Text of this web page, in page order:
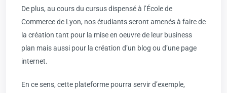
De plus, au cours du cursus dispensé à l’École de
Commerce de Lyon, nos étudiants seront amenés à faire de
la création tant pour la mise en oeuvre de leur business
plan mais aussi pour la création d’un blog ou d’une page
internet.
En ce sens, cette plateforme pourra servir d’exemple,